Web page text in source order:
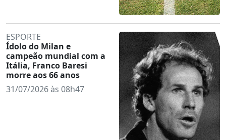
ESPORTE
Ídolo do Milan e
campeão mundial com a
Itália, Franco Baresi
morre aos 66 anos
31/07/2026 às 08h47